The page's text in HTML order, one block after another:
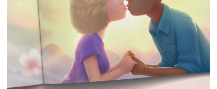
Haustiere
Freebies